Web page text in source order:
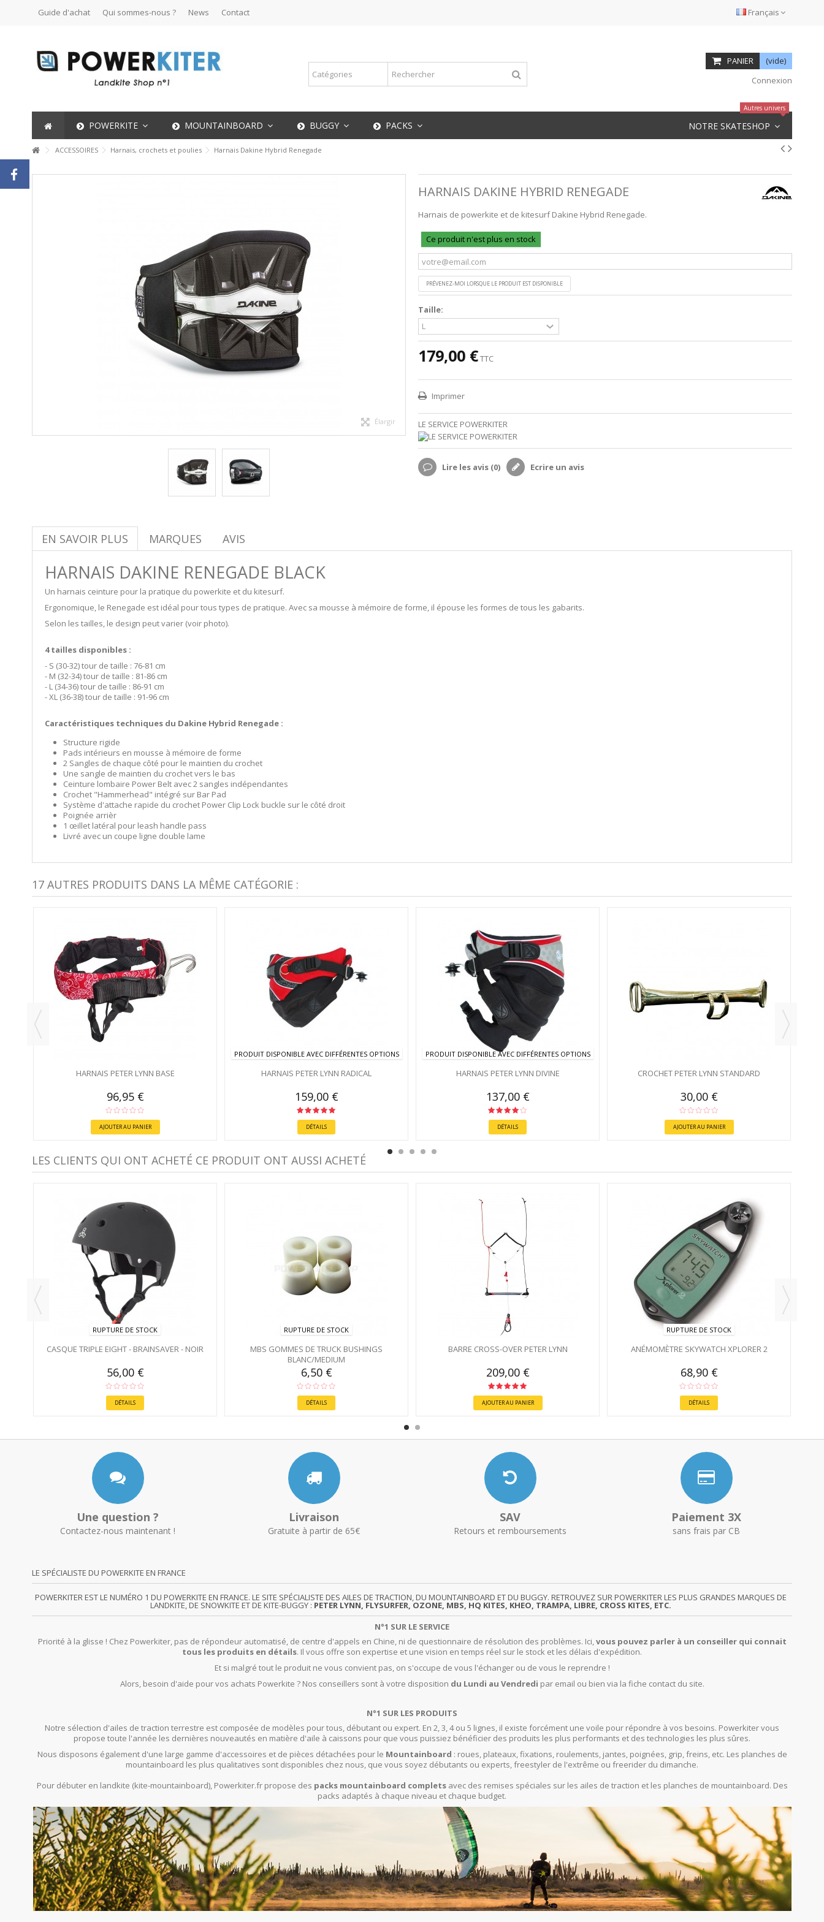
Français
Guide d'achat Qui sommes-nous ? News Contact
PANIER
(vide)
Connexion
POWERKITE MOUNTAINBOARD BUGGY PACKS NOTRE SKATESHOP
Autres univers
ACCESSOIRES Harnais, crochets et poulies Harnais Dakine Hybrid Renegade
Élargir
HARNAIS DAKINE HYBRID RENEGADE
Harnais de powerkite et de kitesurf Dakine Hybrid Renegade.
Ce produit n'est plus en stock
PRÉVENEZ-MOI LORSQUE LE PRODUIT EST DISPONIBLE
Taille:
179,00 €TTC
Imprimer
LE SERVICE POWERKITER
Lire les avis (0) Ecrire un avis
EN SAVOIR PLUS MARQUES AVIS
HARNAIS DAKINE RENEGADE BLACK
Un harnais ceinture pour la pratique du powerkite et du kitesurf.
Ergonomique, le Renegade est idéal pour tous types de pratique. Avec sa mousse à mémoire de forme, il épouse les formes de tous les gabarits.
Selon les tailles, le design peut varier (voir photo).
4 tailles disponibles :
- S (30-32) tour de taille : 76-81 cm
- M (32-34) tour de taille : 81-86 cm
- L (34-36) tour de taille : 86-91 cm
- XL (36-38) tour de taille : 91-96 cm
Caractéristiques techniques du Dakine Hybrid Renegade :
Structure rigide
Pads intérieurs en mousse à mémoire de forme
2 Sangles de chaque côté pour le maintien du crochet
Une sangle de maintien du crochet vers le bas
Ceinture lombaire Power Belt avec 2 sangles indépendantes
Crochet "Hammerhead" intégré sur Bar Pad
Système d'attache rapide du crochet Power Clip Lock buckle sur le côté droit
Poignée arrièr
1 œillet latéral pour leash handle pass
Livré avec un coupe ligne double lame
17 AUTRES PRODUITS DANS LA MÊME CATÉGORIE :
HARNAIS PETER LYNN BASE
96,95 €
AJOUTER AU PANIER
PRODUIT DISPONIBLE AVEC DIFFÉRENTES OPTIONS
HARNAIS PETER LYNN RADICAL
159,00 €
DÉTAILS
PRODUIT DISPONIBLE AVEC DIFFÉRENTES OPTIONS
HARNAIS PETER LYNN DIVINE
137,00 €
DÉTAILS
CROCHET PETER LYNN STANDARD
30,00 €
AJOUTER AU PANIER
LES CLIENTS QUI ONT ACHETÉ CE PRODUIT ONT AUSSI ACHETÉ
RUPTURE DE STOCK
CASQUE TRIPLE EIGHT - BRAINSAVER - NOIR
56,00 €
DÉTAILS
RUPTURE DE STOCK
MBS GOMMES DE TRUCK BUSHINGS
BLANC/MEDIUM
6,50 €
DÉTAILS
BARRE CROSS-OVER PETER LYNN
209,00 €
AJOUTER AU PANIER
RUPTURE DE STOCK
ANÉMOMÈTRE SKYWATCH XPLORER 2
68,90 €
DÉTAILS
Une question ?
Contactez-nous maintenant !
Livraison
Gratuite à partir de 65€
SAV
Retours et remboursements
Paiement 3X
sans frais par CB
LE SPÉCIALISTE DU POWERKITE EN FRANCE
POWERKITER EST LE NUMÉRO 1 DU POWERKITE EN FRANCE. LE SITE SPÉCIALISTE DES AILES DE TRACTION, DU MOUNTAINBOARD ET DU BUGGY. RETROUVEZ SUR POWERKITER LES PLUS GRANDES MARQUES DE
LANDKITE, DE SNOWKITE ET DE KITE-BUGGY : PETER LYNN, FLYSURFER, OZONE, MBS, HQ KITES, KHEO, TRAMPA, LIBRE, CROSS KITES, ETC.
N°1 SUR LE SERVICE
Priorité à la glisse ! Chez Powerkiter, pas de répondeur automatisé, de centre d'appels en Chine, ni de questionnaire de résolution des problèmes. Ici,vous pouvez parler à un conseiller qui connait
tous les produits en détails. Il vous offre son expertise et une vision en temps réel sur le stock et les délais d'expédition.
Et si malgré tout le produit ne vous convient pas, on s'occupe de vous l'échanger ou de vous le reprendre !
Alors, besoin d'aide pour vos achats Powerkite ? Nos conseillers sont à votre disposition du Lundi au Vendredi par email ou bien via la fiche contact du site.
N°1 SUR LES PRODUITS
Notre sélection d'ailes de traction terrestre est composée de modèles pour tous, débutant ou expert. En 2, 3, 4 ou 5 lignes, il existe forcément une voile pour répondre à vos besoins. Powerkiter vous
propose toute l'année les dernières nouveautés en matière d'aile à caissons pour que vous puissiez bénéficier des produits les plus performants et des technologies les plus sûres.
Nous disposons également d'une large gamme d'accessoires et de pièces détachées pour le Mountainboard : roues, plateaux, fixations, roulements, jantes, poignées, grip, freins, etc. Les planches de
mountainboard les plus qualitatives sont disponibles chez nous, que vous soyez débutants ou experts, freestyler de l'extrême ou freerider du dimanche.
Pour débuter en landkite (kite-mountainboard), Powerkiter.fr propose des packs mountainboard completsavec des remises spéciales sur les ailes de traction et les planches de mountainboard. Des
packs adaptés à chaque niveau et chaque budget.